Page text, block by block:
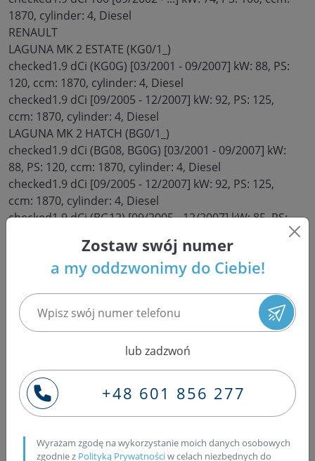
1870, cylinder: 4, Diesel
RENAULT
LAGUNA MK 2 ESTATE (KG0/1_)
checked1.9 dCi (KG0G) [03/2001 - 09/2007] kW: 88, PS:
120, ccm: 1870, cylinder: 4, Diesel
checked1.9 dCi [09/2005 - 12/2007] kW: 92, PS: 125,
ccm: 1870, cylinder: 4, Diesel
LAGUNA MK 2 HATCH (BG0/1_)
checked1.9 dCi (BG08, BG0G) [03/2001 - 09/2007] kW:
88, PS: 120, ccm: 1870, cylinder: 4, Diesel
checked1.9 dCi [09/2005 - 12/2007] kW: 92, PS: 125,
ccm: 1870, cylinder: 4, Diesel
checked1.9 dCi (BG12) [09/2005 - 12/2007] kW: 85, PS:
MASTER MK 2 MINIBUS (JD/ND)
checked1.9 dCi 80 [11/2001 - ...] kW: 60, PS: 82, ccm:
MASTER MK 2 VAN (FD)
checked1.9 dCi 80 [11/2001 - ...] kW: 60, PS: 82, ccm:
1870, cylinder: 4, Diesel
TRAFIC MK 3 FLATBED (EL)
checked1.9 dCi 80 (EL0B) [03/2001 - 10/2006] kW: 60,
PS: 82, ccm: 1870, cylinder: 4, Diesel
checked1.9 dCi 100 (EL0C) [03/2001 - 10/2006] kW: 74,
PS: 101, ccm: 1870, cylinder: 4, Diesel
TRAFIC MK 3 MINIBUS (JL)
checked1.9 dCI 80 (JL0B) [03/2001 - 10/2006] kW: 60, PS:
Zostaw swój numer
a my oddzwonimy do Ciebie!
lub zadzwoń
+48 601 856 277
Wyrażam zgodę na wykorzystanie moich danych osobowych
zgodnie z Polityką Prywatnościw celach niezbędnych do